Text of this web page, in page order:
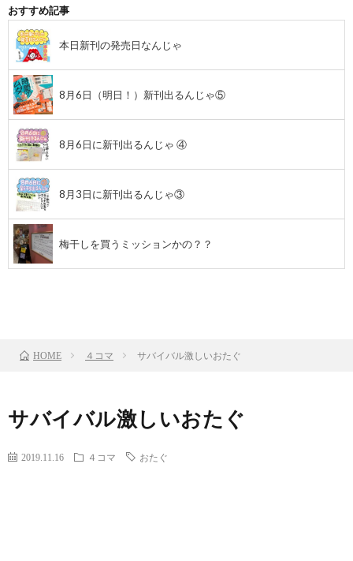
おすすめ記事
本日新刊の発売日なんじゃ
8月6日（明日！）新刊出るんじゃ⑤
8月6日に新刊出るんじゃ ④
8月3日に新刊出るんじゃ③
梅干しを買うミッションかの？？
HOME ４コマ サバイバル激しいおたぐ
サバイバル激しいおたぐ
2019.11.16 ４コマ おたぐ